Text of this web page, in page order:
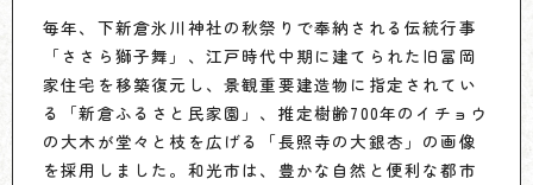
毎年、下新倉氷川神社の秋祭りで奉納される伝統行事
「ささら獅子舞」、江戸時代中期に建てられた旧冨岡
家住宅を移築復元し、景観重要建造物に指定されてい
る「新倉ふるさと民家園」、推定樹齢700年のイチョウ
の大木が堂々と枝を広げる「長照寺の大銀杏」の画像
を採用しました。和光市は、豊かな自然と便利な都市